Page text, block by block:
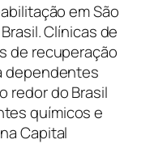
em São
Clínicas de
de recuperação
dependentes
redor do Brasil
químicos e
Capital